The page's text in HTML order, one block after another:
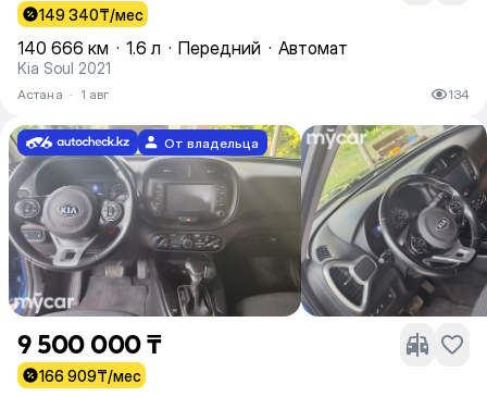
149 340₸/мес
140 666 км · 1.6 л · Передний · Автомат
Kia Soul 2021
Астана · 1 авг 134
От владельца
9 500 000 ₸
166 909₸/мес